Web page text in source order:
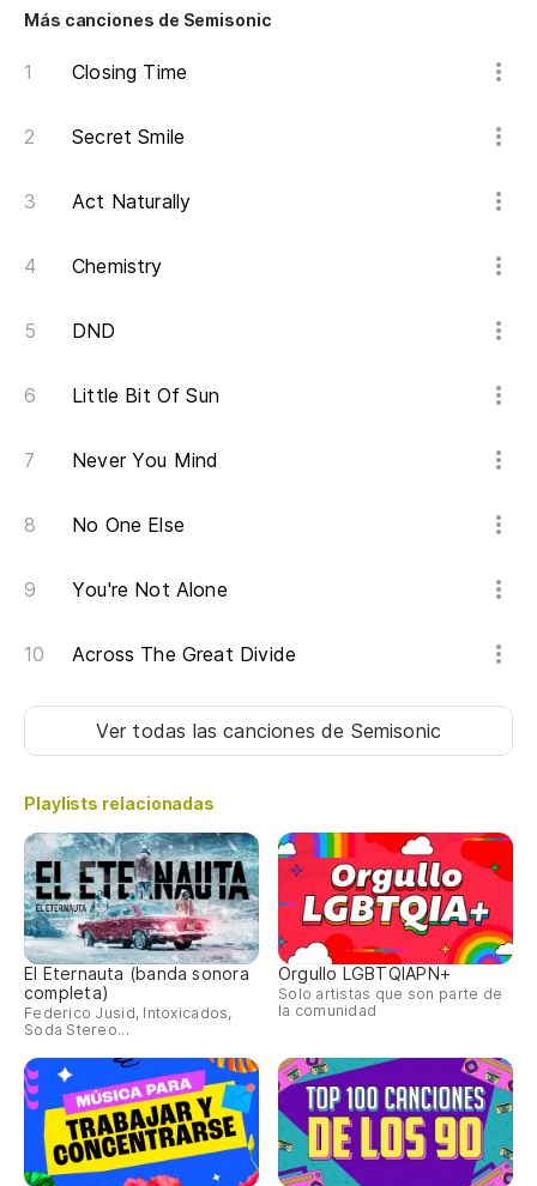
Más canciones de Semisonic
Closing Time
Secret Smile
Act Naturally
Chemistry
DND
Little Bit Of Sun
Never You Mind
No One Else
You're Not Alone
Across The Great Divide
Ver todas las cancionesde Semisonic
Playlists relacionadas
El Eternauta (banda sonora
completa)
Federico Jusid, Intoxicados,
Soda Stereo...
Orgullo LGBTQIAPN+
Solo artistas que son parte de
la comunidad